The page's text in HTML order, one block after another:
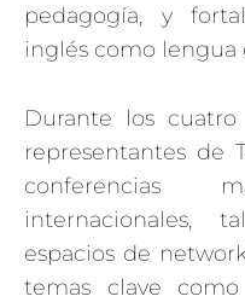
pedagogía, y
inglés como lengua
Durante los
representantes de
conferencias
internacionales,
espacios de
temas clave